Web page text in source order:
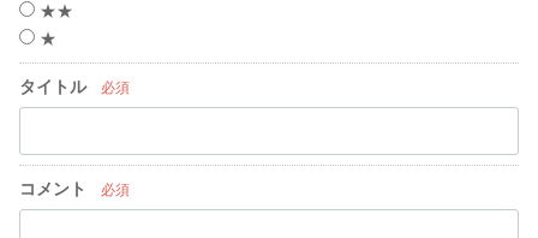
★★
★
タイトル 必須
コメント 必須